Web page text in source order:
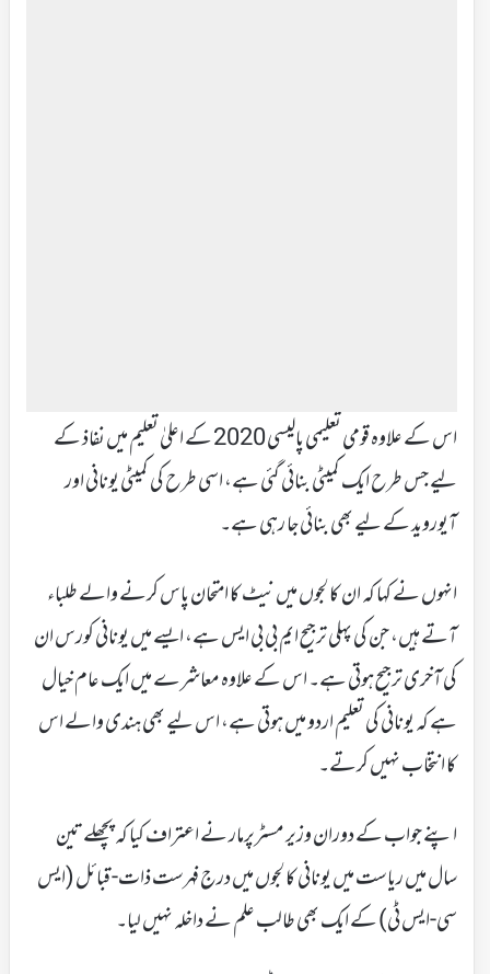
اس کے علاوہ قومی تعلیمی پالیسی 2020 کے اعلیٰ تعلیم میں نفاذ کے
لیے جس طرح ایک کمیٹی بنائی گئی ہے، اسی طرح کی کمیٹی یونانی اور
آیوروید کے لیے بھی بنائی جا رہی ہے۔
انہوں نے کہا کہ ان کالجوں میں نیٹ کا امتحان پاس کرنے والے طلباء
آتے ہیں، جن کی پہلی ترجیح ایم بی بی ایس ہے، ایسے میں یونانی کورس ان
کی آخری ترجیح ہوتی ہے۔ اس کے علاوہ معاشرے میں ایک عام خیال
ہے کہ یونانی کی تعلیم اردو میں ہوتی ہے، اس لیے بھی ہندی والے اس
کا انتخاب نہیں کرتے۔
اپنے جواب کے دوران وزیر مسٹرپرمار نے اعتراف کیا کہ پچھلے تین
سال میں ریاست میں یونانی کالجوں میں درج فہرست ذات- قبائل (ایس
سی-ایس ٹی) کے ایک بھی طالب علم نے داخلہ نہیں لیا۔